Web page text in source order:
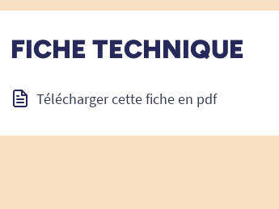
FICHE TECHNIQUE
Télécharger cette fiche en pdf